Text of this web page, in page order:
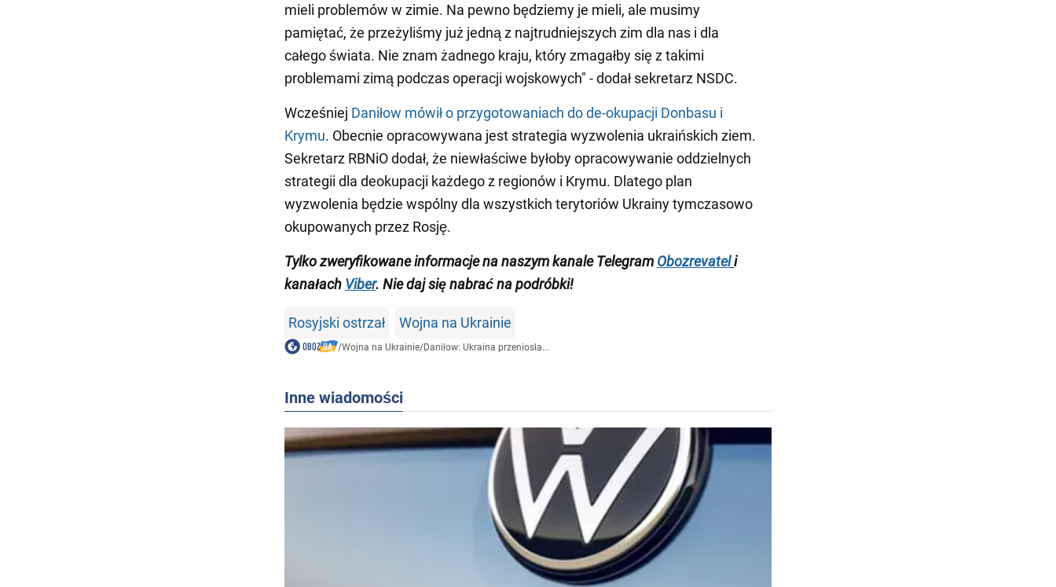
mieli problemów w zimie. Na pewno będziemy je mieli, ale musimy
pamiętać, że przeżyliśmy już jedną z najtrudniejszych zim dla nas i dla
całego świata. Nie znam żadnego kraju, który zmagałby się z takimi
problemami zimą podczas operacji wojskowych" - dodał sekretarz NSDC.
Wcześniej Daniłow mówił o przygotowaniach do de-okupacji Donbasu i
Krymu. Obecnie opracowywana jest strategia wyzwolenia ukraińskich ziem.
Sekretarz RBNiO dodał, że niewłaściwe byłoby opracowywanie oddzielnych
strategii dla deokupacji każdego z regionów i Krymu. Dlatego plan
wyzwolenia będzie wspólny dla wszystkich terytoriów Ukrainy tymczasowo
okupowanych przez Rosję.
Tylko zweryfikowane informacje na naszym kanale Telegram Obozrevateli
kanałach Viber. Nie daj się nabrać na podróbki!
Rosyjski ostrzał Wojna na Ukrainie
/Wojna na Ukrainie/Daniłow: Ukraina przeniosła...
Inne wiadomości